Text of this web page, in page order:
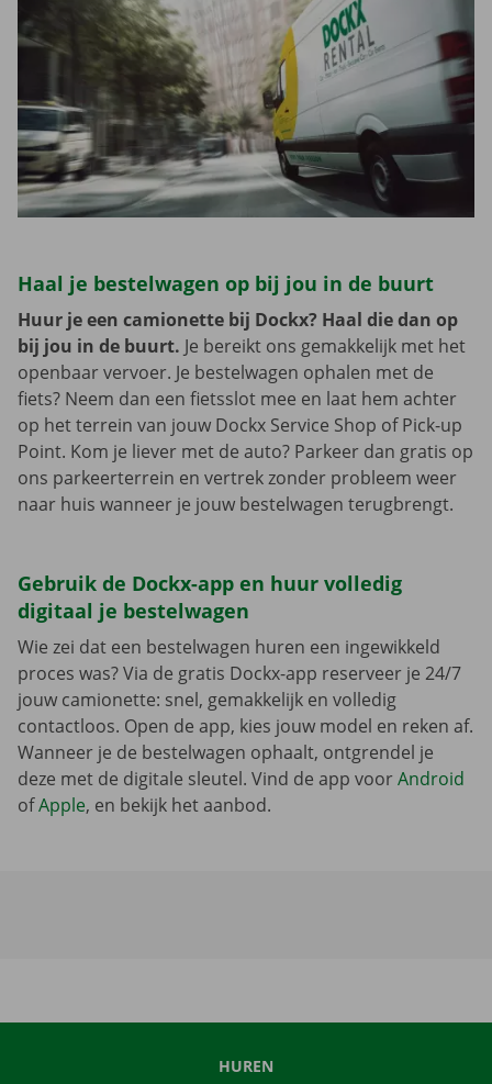
Haal je bestelwagen op bij jou in de buurt
Huur je een camionette bij Dockx? Haal die dan op
bij jou in de buurt. Je bereikt ons gemakkelijk met het
openbaar vervoer. Je bestelwagen ophalen met de
fiets? Neem dan een fietsslot mee en laat hem achter
op het terrein van jouw Dockx Service Shop of Pick-up
Point. Kom je liever met de auto? Parkeer dan gratis op
ons parkeerterrein en vertrek zonder probleem weer
naar huis wanneer je jouw bestelwagen terugbrengt.
Gebruik de Dockx-app en huur volledig
digitaal je bestelwagen
Wie zei dat een bestelwagen huren een ingewikkeld
proces was? Via de gratis Dockx-app reserveer je 24/7
jouw camionette: snel, gemakkelijk en volledig
contactloos. Open de app, kies jouw model en reken af.
Wanneer je de bestelwagen ophaalt, ontgrendel je
deze met de digitale sleutel. Vind de app voorAndroid
ofApple, en bekijk het aanbod.
HUREN